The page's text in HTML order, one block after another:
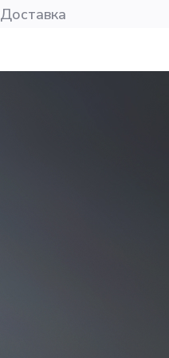
Доставка